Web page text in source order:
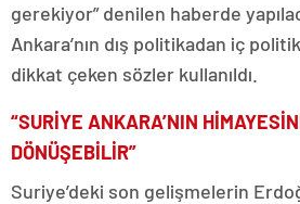
gerekiyor” denilen haberde
Ankara’nın dış politikadan iç
dikkat çeken sözler kullanıldı.
“SURİYE ANKARA’NIN
DÖNÜŞEBİLİR”
Suriye’deki son gelişmelerin